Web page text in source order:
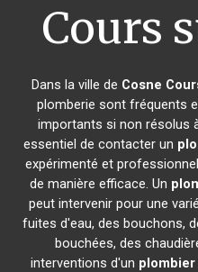
Cours
Dans la ville de Cosne
plomberie sont fréquents
importants si non résolus
essentiel de contacter un
expérimenté et
de manière efficace. Un
peut intervenir pour une
fuites d'eau, des bouchons,
bouchées, des
interventions d'un plombier